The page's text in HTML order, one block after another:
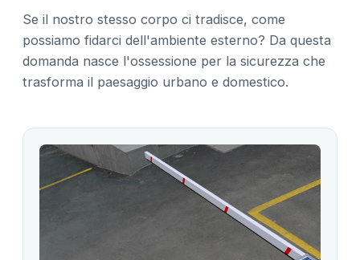
Se il nostro stesso corpo ci tradisce, come
possiamo fidarci dell'ambiente esterno? Da questa
domanda nasce l'ossessione per la sicurezza che
trasforma il paesaggio urbano e domestico.